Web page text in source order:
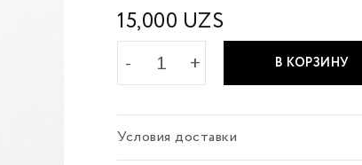
15,000 UZS
В КОРЗИНУ
Условия доставки